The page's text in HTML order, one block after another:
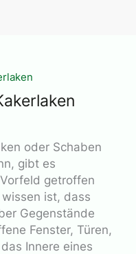
oder Schaben
gibt es
getroffen
ist, dass
Gegenstände
Fenster, Türen,
Innere eines